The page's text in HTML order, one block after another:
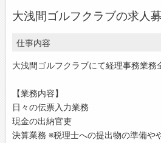
大浅間ゴルフクラブの求人
仕事内容
大浅間ゴルフクラブにて経理事務業務
【業務内容】
日々の伝票入力業務
現金の出納官吏
決算業務 ※税理士への提出物の準備や